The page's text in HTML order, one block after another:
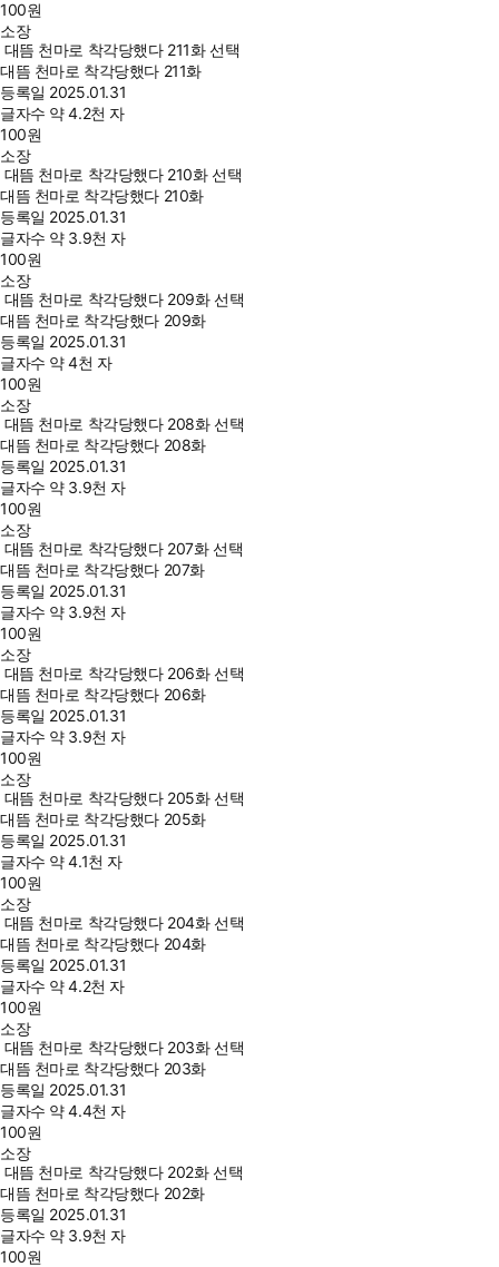
100원
소장
대뜸 천마로 착각당했다 211화 선택
대뜸 천마로 착각당했다 211화
등록일 2025.01.31
글자수 약 4.2천 자
100원
소장
대뜸 천마로 착각당했다 210화 선택
대뜸 천마로 착각당했다 210화
등록일 2025.01.31
글자수 약 3.9천 자
100원
소장
대뜸 천마로 착각당했다 209화 선택
대뜸 천마로 착각당했다 209화
등록일 2025.01.31
글자수 약 4천 자
100원
소장
대뜸 천마로 착각당했다 208화 선택
대뜸 천마로 착각당했다 208화
등록일 2025.01.31
글자수 약 3.9천 자
100원
소장
대뜸 천마로 착각당했다 207화 선택
대뜸 천마로 착각당했다 207화
등록일 2025.01.31
글자수 약 3.9천 자
100원
소장
대뜸 천마로 착각당했다 206화 선택
대뜸 천마로 착각당했다 206화
등록일 2025.01.31
글자수 약 3.9천 자
100원
소장
대뜸 천마로 착각당했다 205화 선택
대뜸 천마로 착각당했다 205화
등록일 2025.01.31
글자수 약 4.1천 자
100원
소장
대뜸 천마로 착각당했다 204화 선택
대뜸 천마로 착각당했다 204화
등록일 2025.01.31
글자수 약 4.2천 자
100원
소장
대뜸 천마로 착각당했다 203화 선택
대뜸 천마로 착각당했다 203화
등록일 2025.01.31
글자수 약 4.4천 자
100원
소장
대뜸 천마로 착각당했다 202화 선택
대뜸 천마로 착각당했다 202화
등록일 2025.01.31
글자수 약 3.9천 자
100원